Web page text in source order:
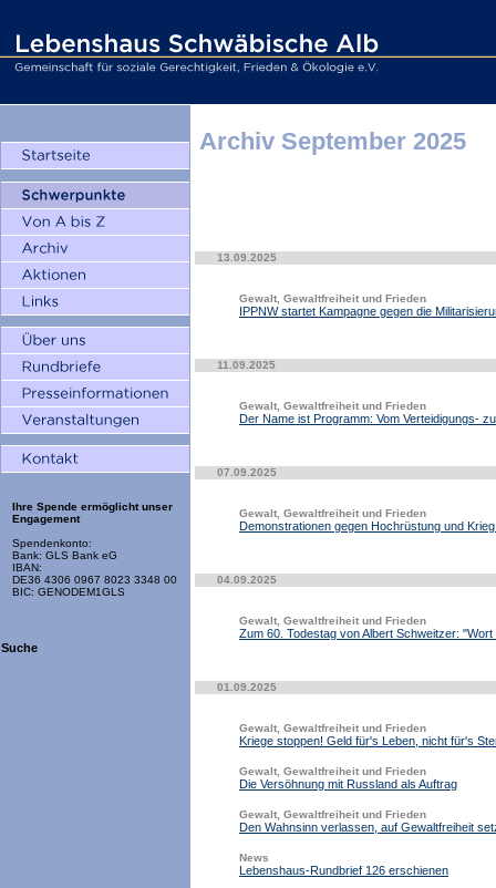
Ihre Spende ermöglicht unser
Engagement
Spendenkonto:
Bank: GLS Bank eG
IBAN:
DE36 4306 0967 8023 3348 00
BIC: GENODEM1GLS
Suche
Archiv September 2025
13.09.2025
Gewalt, Gewaltfreiheit und Frieden
IPPNW startet Kampagne gegen die
11.09.2025
Gewalt, Gewaltfreiheit und Frieden
Der Name ist Programm: Vom Verteidigungs-
07.09.2025
Gewalt, Gewaltfreiheit und Frieden
Demonstrationen gegen Hochrüstung und
04.09.2025
Gewalt, Gewaltfreiheit und Frieden
Zum 60. Todestag von Albert Schweitzer:
01.09.2025
Gewalt, Gewaltfreiheit und Frieden
Kriege stoppen! Geld für's Leben, nicht für's
Gewalt, Gewaltfreiheit und Frieden
Die Versöhnung mit Russland als Auftrag
Gewalt, Gewaltfreiheit und Frieden
Den Wahnsinn verlassen, auf Gewaltfreiheit
News
Lebenshaus-Rundbrief 126 erschienen